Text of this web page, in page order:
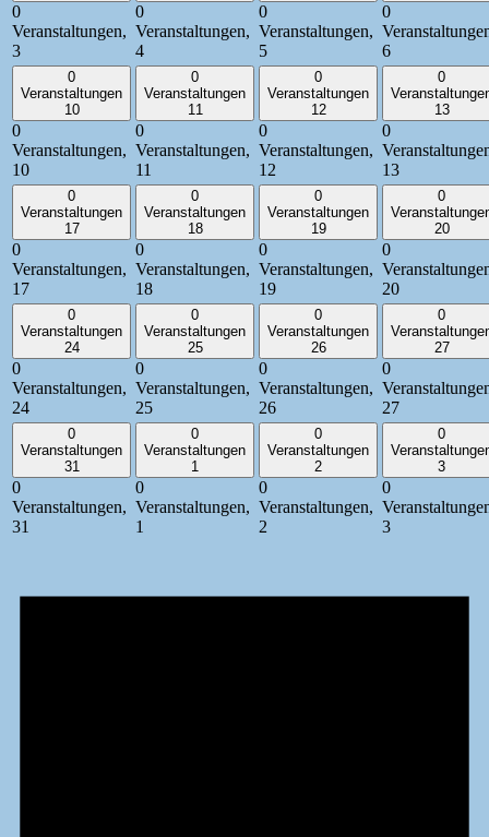
0
Veranstaltungen,
3
0
Veranstaltungen,
4
0
Veranstaltungen,
5
0
6
0
Veranstaltungen
10
0
Veranstaltungen,
10
0
Veranstaltungen
11
0
Veranstaltungen,
11
0
Veranstaltungen
12
0
Veranstaltungen,
12
0
13
0
13
0
Veranstaltungen
17
0
Veranstaltungen,
17
0
Veranstaltungen
18
0
Veranstaltungen,
18
0
Veranstaltungen
19
0
Veranstaltungen,
19
0
20
0
20
0
Veranstaltungen
24
0
Veranstaltungen,
24
0
Veranstaltungen
25
0
Veranstaltungen,
25
0
Veranstaltungen
26
0
Veranstaltungen,
26
0
27
0
27
0
Veranstaltungen
31
0
Veranstaltungen,
31
0
Veranstaltungen
1
0
Veranstaltungen,
1
0
Veranstaltungen
2
0
Veranstaltungen,
2
0
3
0
3